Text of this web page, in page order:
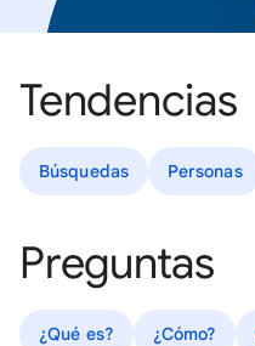
Tendencias
Búsquedas Personas
Preguntas
¿Qué es? ¿Cómo?